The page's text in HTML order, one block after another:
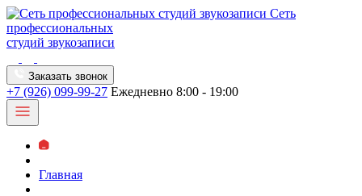
Сеть
профессиональных
студий звукозаписи
Заказать звонок
+7 (926) 099-99-27 Ежедневно 8:00 - 19:00
Главная